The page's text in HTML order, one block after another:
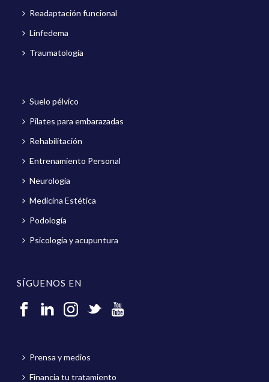
Readaptación funcional
Linfedema
Traumatología
Suelo pélvico
Pilates para embarazadas
Rehabilitación
Entrenamiento Personal
Neurología
Medicina Estética
Podología
Psicología y acupuntura
SÍGUENOS EN
Prensa y medios
Financia tu tratamiento